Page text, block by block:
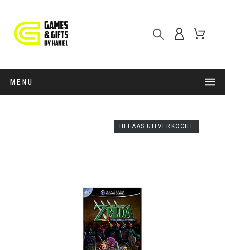
MENU
HELAAS UITVERKOCHT